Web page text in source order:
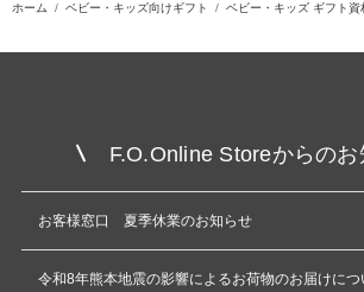
ホーム ベビー・キッズ向けギフト ベビー・キッズ ギフト資
F.O.Online Storeからのお
お客様窓口 夏季休業のお知らせ
令和8年熊本地震の影響によるお荷物のお届けにつ